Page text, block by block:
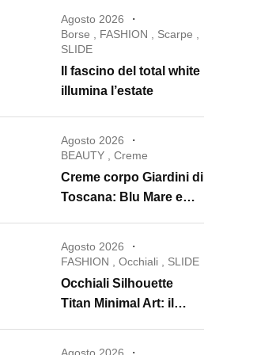
Agosto 2026
Borse
FASHION Scarpe
SLIDE
Il fascino del total white
illumina l’estate
Agosto 2026
BEAUTY
Creme
Creme corpo Giardini di
Toscana: Blu Mare e
di lusso
Agosto 2026
FASHION
Occhiali SLIDE
Occhiali Silhouette
Titan Minimal Art: il